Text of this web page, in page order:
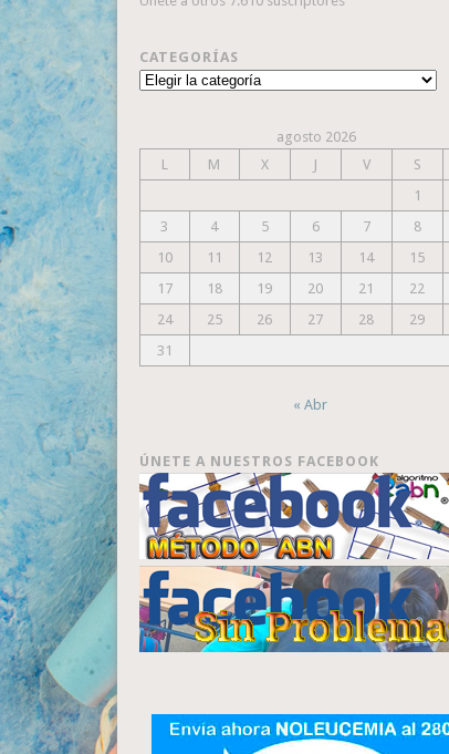
CATEGORÍAS
Categorías
agosto 2026
L
M X J V S
1
3
4 5 6 7 8
10
11 12 13 14 15
17
18 19 20 21 22
24
25 26 27 28 29
31
« Abr
ÚNETE A NUESTROS FACEBOOK